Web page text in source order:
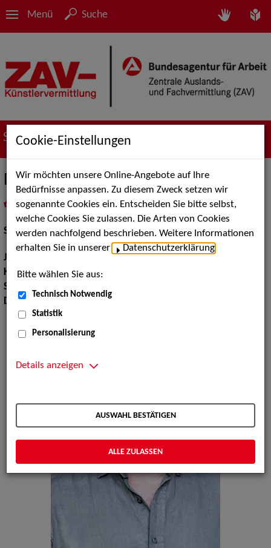
Menü Suche
Suche nach Künstler*innen
Daniel Scholz
als PDF speichern
inMeine Merklistelegen
Schauspiel:Bühne
Jahrgang:
Körpergröße:181 cm
Sprachen:
Dialekte:
Cookie-Einstellungen
Wir möchten unsere Online-Angebote auf Ihre
Bedürfnisse anpassen. Zu diesem Zweck setzen wir
sogenannte Cookies ein. Entscheiden Sie bitte selbst,
welche Cookies Sie zulassen. Die Arten von Cookies
werden nachfolgend beschrieben. Weitere Informationen
erhalten Sie in unserer
Datenschutzerklärung
Bitte wählen Sie aus:
Technisch Notwendig
Statistik
Personalisierung
Details anzeigen
AUSWAHL BESTÄTIGEN
ALLE ZULASSEN